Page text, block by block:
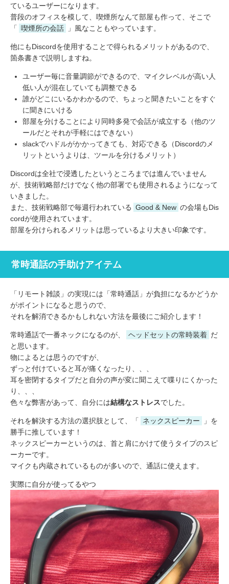
ているユーザーになります。
普段のオフィスを模して、喫煙所なんて部屋も作って、そこで
「 喫煙所の会話 」風なこともやっています。
他にもDiscordを使用することで得られるメリットがあるので、
箇条書きで説明しますね。
ユーザー毎に音量調節ができるので、マイクレベルが高い人
低い人が混在していても調整できる
誰がどこにいるかわかるので、ちょっと聞きたいことをすぐ
に聞きにいける
部屋を分けることにより同時多発で会話が成立する（他のツ
ールだとそれが手軽にはできない）
slackでハドルがかかってきても、対応できる（Discordのメ
リットというよりは、ツールを分けるメリット）
Discordは全社で浸透したというところまでは進んでいません
が、技術戦略部だけでなく他の部署でも使用されるようになって
いきました。
また、技術戦略部で毎週行われている Good & New の会場もDis
cordが使用されています。
部屋を分けられるメリットは思っているより大きい印象です。
常時通話の手助けアイテム
「リモート雑談」の実現には「常時通話」が負担になるかどうか
がポイントになると思うので、
それを解消できるかもしれない方法を最後にご紹介します！
常時通話で一番ネックになるのが、 ヘッドセットの常時装着 だ
と思います。
物によるとは思うのですが、
ずっと付けていると耳が痛くなったり、、、
耳を密閉するタイプだと自分の声が変に聞こえて喋りにくかった
り、、、
色々な弊害があって、自分には結構なストレスでした。
それを解決する方法の選択肢として、「 ネックスピーカー
」を
勝手に推しています！
ネックスピーカーというのは、首と肩にかけて使うタイプのスピ
ーカーです。
マイクも内蔵されているものが多いので、通話に使えます。
実際に自分が使ってるやつ